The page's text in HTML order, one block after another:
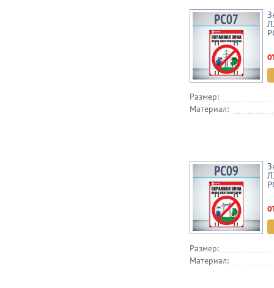
Размер:
Материал:
Размер:
Материал: